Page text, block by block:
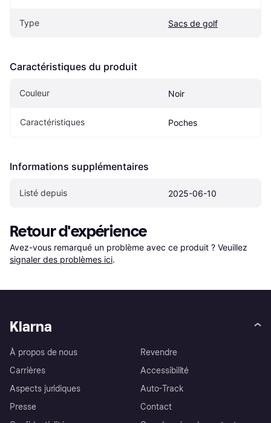
Type Sacs de golf
Caractéristiques du produit
Couleur Noir
Caractéristiques Poches
Informations supplémentaires
Listé depuis 2025-06-10
Retour d'expérience
Avez-vous remarqué un problème avec ce produit ? Veuillez
signaler des problèmes ici.
Klarna
À propos de nous
Carrières
Aspects juridiques
Presse
Revendre
Accessibilité
Auto-Track
Contact